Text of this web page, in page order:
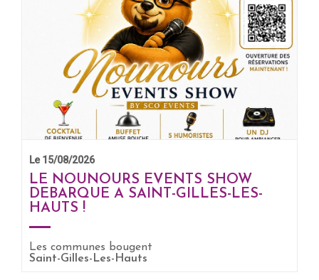
Le 15/08/2026
LE NOUNOURS EVENTS SHOW
DEBARQUE A SAINT-GILLES-LES-
HAUTS !
Les communes bougent
Saint-Gilles-Les-Hauts